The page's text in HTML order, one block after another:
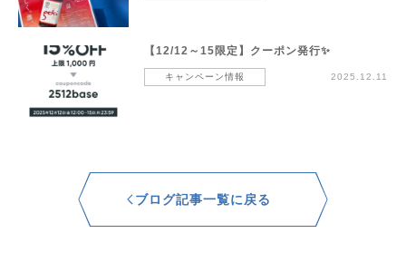
【12/12～15限定】クーポン発行✨
キャンペーン情報 2025.12.11
ブログ記事一覧に戻る